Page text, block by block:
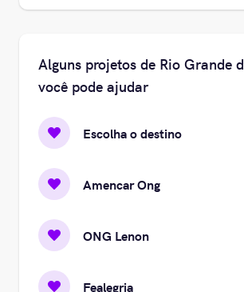
Alguns projetos de Rio Grande
você pode ajudar
Escolha o destino
Amencar Ong
ONG Lenon
Fealegria